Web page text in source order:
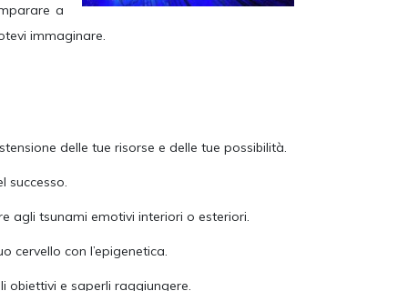
a
immaginare.
delle tue risorse e delle tue possibilità.
successo.
agli tsunami emotivi interiori o esteriori.
cervello con l’epigenetica.
obiettivi e saperli raggiungere.